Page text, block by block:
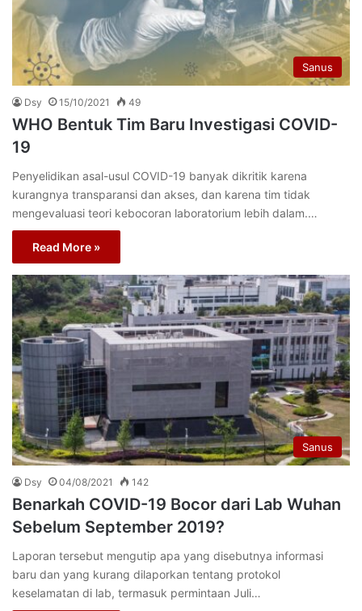
Sanus
Dsy 15/10/2021 49
WHO Bentuk Tim Baru Investigasi COVID-
19
Penyelidikan asal-usul COVID-19 banyak dikritik karena
kurangnya transparansi dan akses, dan karena tim tidak
mengevaluasi teori kebocoran laboratorium lebih dalam.…
Read More »
Sanus
Dsy 04/08/2021 142
Benarkah COVID-19 Bocor dari Lab Wuhan
Sebelum September 2019?
Laporan tersebut mengutip apa yang disebutnya informasi
baru dan yang kurang dilaporkan tentang protokol
keselamatan di lab, termasuk permintaan Juli…